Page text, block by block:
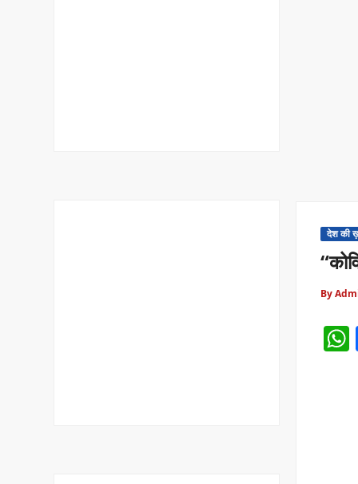
देश की
By